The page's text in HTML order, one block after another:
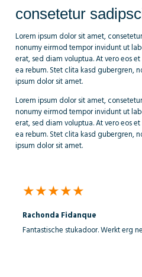
consetetur
Lorem ipsum dolor sit amet,
nonumy eirmod tempor invidunt ut
erat, sed diam voluptua. At vero eos
ea rebum. Stet clita kasd gubergren,
ipsum dolor sit amet.
Lorem ipsum dolor sit amet,
nonumy eirmod tempor invidunt ut
erat, sed diam voluptua. At vero eos
ea rebum. Stet clita kasd gubergren,
ipsum dolor sit amet.
Rachonda Fidanque
Fantastische stukadoor. Werkt erg